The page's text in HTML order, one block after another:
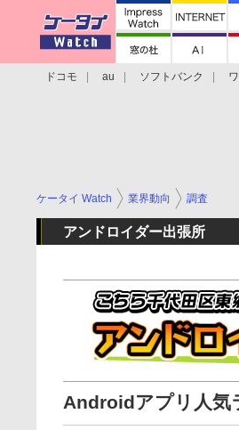
ドコモ au ソフトバンク
ケータイ Watch 業界動向 調査
アンドロイダー出張所
Androidアプリ人気